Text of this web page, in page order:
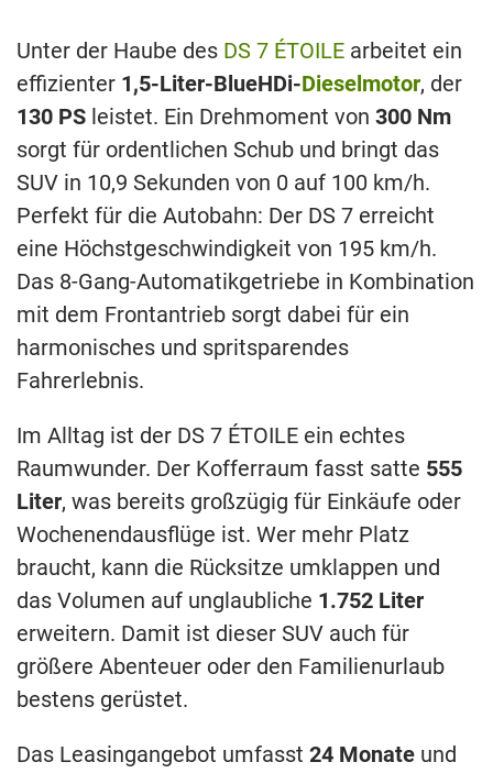
Unter der Haube des DS 7 ÉTOILE arbeitet ein
effizienter 1,5-Liter-BlueHDi-Dieselmotor, der
130 PS leistet. Ein Drehmoment von 300 Nm
sorgt für ordentlichen Schub und bringt das
SUV in 10,9 Sekunden von 0 auf 100 km/h.
Perfekt für die Autobahn: Der DS 7 erreicht
eine Höchstgeschwindigkeit von 195 km/h.
Das 8-Gang-Automatikgetriebe in Kombination
mit dem Frontantrieb sorgt dabei für ein
harmonisches und spritsparendes
Fahrerlebnis.
Im Alltag ist der DS 7 ÉTOILE ein echtes
Raumwunder. Der Kofferraum fasst satte 555
Liter, was bereits großzügig für Einkäufe oder
Wochenendausflüge ist. Wer mehr Platz
braucht, kann die Rücksitze umklappen und
das Volumen auf unglaubliche 1.752 Liter
erweitern. Damit ist dieser SUV auch für
größere Abenteuer oder den Familienurlaub
bestens gerüstet.
Das Leasingangebot umfasst 24 Monate und